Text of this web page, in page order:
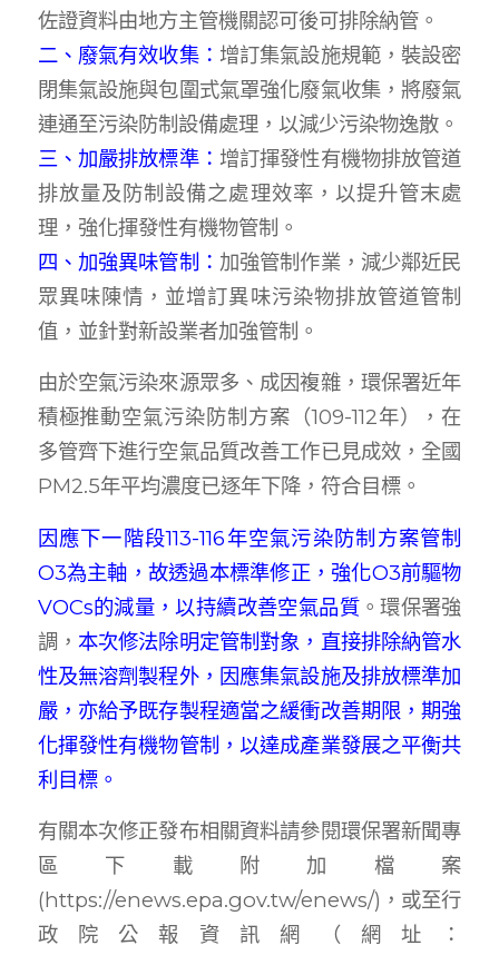
佐證資料由地方主管機關認可後可排除納管。
二、廢氣有效收集： 增訂集氣設施規範，裝設密
閉集氣設施與包圍式氣罩強化廢氣收集，將廢氣
連通至污染防制設備處理，以減少污染物逸散。
三、加嚴排放標準： 增訂揮發性有機物排放管道
排放量及防制設備之處理效率，以提升管末處
理，強化揮發性有機物管制。
四、加強異味管制： 加強管制作業，減少鄰近民
眾異味陳情，並增訂異味污染物排放管道管制
值，並針對新設業者加強管制。
由於空氣污染來源眾多、成因複雜，環保署近年
積極推動空氣污染防制方案（109-112年），在
多管齊下進行空氣品質改善工作已見成效，全國
PM2.5年平均濃度已逐年下降，符合目標。
因應下一階段113-116年空氣污染防制方案管制
O3為主軸，故透過本標準修正，強化O3前驅物
VOCs的減量，以持續改善空氣品質。環保署強
調， 本次修法除明定管制對象，直接排除納管水
性及無溶劑製程外，因應集氣設施及排放標準加
嚴，亦給予既存製程適當之緩衝改善期限，期強
化揮發性有機物管制，以達成產業發展之平衡共
利目標。
有關本次修正發布相關資料請參閱環保署新聞專
區下載附加檔案
(https://enews.epa.gov.tw/enews/)，或至行
政院公報資訊網（網址：